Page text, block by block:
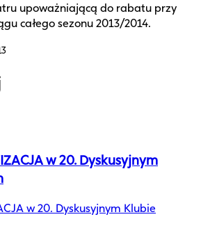
upoważniającą do rabatu przy
całego sezonu 2013/2014.
w 20. Dyskusyjnym
w 20. Dyskusyjnym Klubie